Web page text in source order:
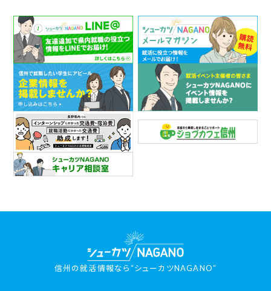
信州の就活情報なら“シューカツNAGANO”